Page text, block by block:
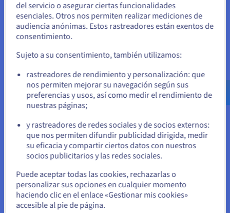
de fallo, el servidor físico secundario tomará el relevo del
principal automáticamente y reanudará el servicio, de forma
totalmente transparente para los usuarios.
Disponibilidad de servicio mejorada
La virtualización le permitirá simplificar todos los procesos y
tareas,independientemente de sus necesidades y de la
complejidad de su entorno. Disfrute de funcionalidades como
la migración en caliente, la distribución de la carga de trabajo
o la monitorización avanzada, integradas por defecto en su
infraestructura administrada por OVHcloud.
Descubrir la virtualización de VMware
Unidos
Si quiere hacer un pedido desde Estados Unidos, deberá buscar
el sitio web adecuado y crear una cuenta.
us.ovhcloud.com/
Inglés USD - $
Permanezca en el sitio web actual
del servicio o asegurar ciertas funcionalidades
esenciales. Otros nos permiten realizar mediciones de
audiencia anónimas. Estos rastreadores están exentos de
consentimiento.
Sujeto a su consentimiento, también utilizamos:
rastreadores de rendimiento y personalización: que
nos permiten mejorar su navegación según sus
preferencias y usos, así como medir el rendimiento de
nuestras páginas;
y rastreadores de redes sociales y de socios externos:
que nos permiten difundir publicidad dirigida, medir
su eficacia y compartir ciertos datos con nuestros
socios publicitarios y las redes sociales.
Puede aceptar todas las cookies, rechazarlas o
personalizar sus opciones en cualquier momento
haciendo clic en el enlace «Gestionar mis cookies»
accesible al pie de página.